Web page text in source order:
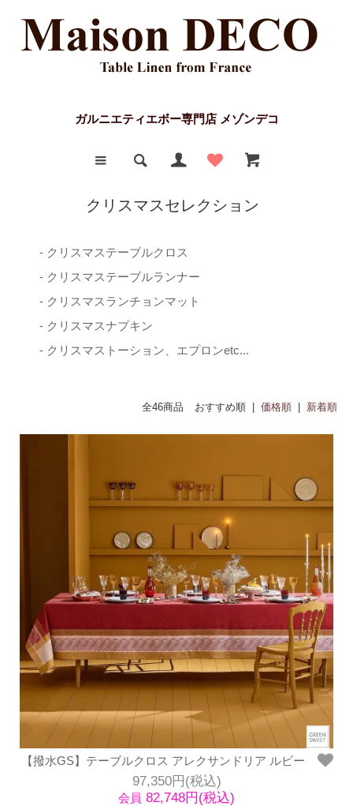
ガルニエティエボー専門店 メゾンデコ
クリスマスセレクション
- クリスマステーブルクロス
- クリスマステーブルランナー
- クリスマスランチョンマット
- クリスマスナプキン
- クリスマストーション、エプロンetc...
全46商品 おすすめ順 | 価格順 新着順
【撥水GS】テーブルクロス アレクサンドリア ルビー
97,350円(税込)
会員 82,748円(税込)